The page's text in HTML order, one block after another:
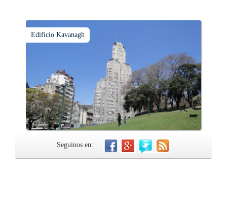
Edificio Kavanagh
Seguinos en: